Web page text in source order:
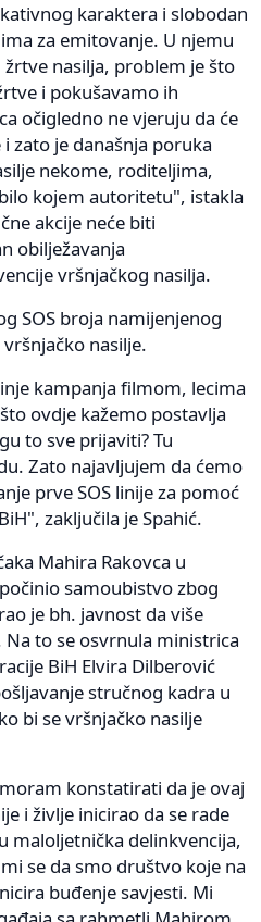
karaktera i slobodan
za emitovanje. U njemu
nasilja, problem je što
i pokušavamo ih
očigledno ne vjeruju da će
zato je današnja poruka
nekome, roditeljima,
kojem autoritetu", istakla
akcije neće biti
obilježavanja
vršnjačkog nasilja.
SOS broja namijenjenog
nasilje.
kampanja filmom, lecima
ovdje kažemo postavlja
to sve prijaviti? Tu
Zato najavljujem da ćemo
prve SOS linije za pomoć
zaključila je Spahić.
Mahira Rakovca u
samoubistvo zbog
je bh. javnost da više
to se osvrnula ministrica
BiH Elvira Dilberović
stručnog kadra u
bi se vršnjačko nasilje
konstatirati da je ovaj
i življe inicirao da se rade
maloljetnička delinkvencija,
se da smo društvo koje na
buđenje savjesti. Mi